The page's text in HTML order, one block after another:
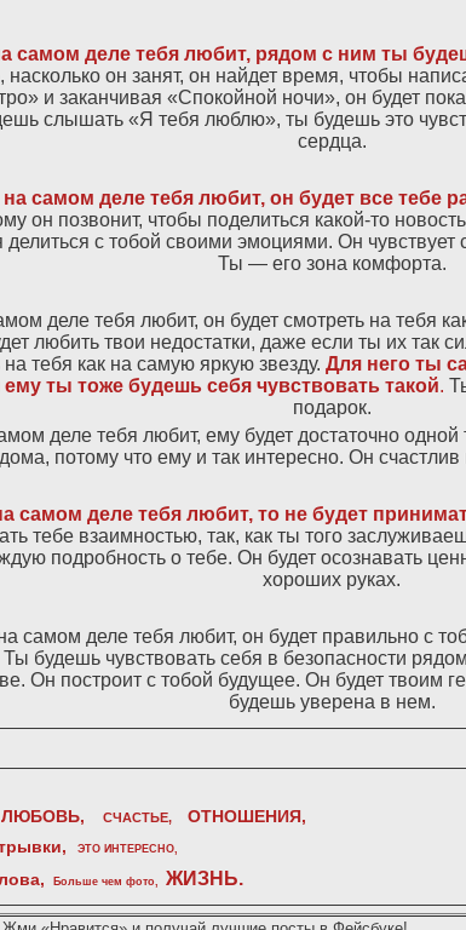
самом деле тебя любит, рядом с ним ты
он занят, он найдет время, чтобы
и заканчивая «Спокойной ночи», он будет
слышать «Я тебя люблю», ты будешь это
сердца.
самом деле тебя любит, он будет все тебе
он позвонит, чтобы поделиться какой-то
делиться с тобой своими эмоциями. Он
Ты — его зона комфорта.
деле тебя любит, он будет смотреть на тебя
любить твои недостатки, даже если ты их так
на тебя как на самую яркую звезду. Для него ты
ему ты тоже будешь себя чувствовать такой.
подарок.
деле тебя любит, ему будет достаточно
потому что ему и так интересно. Он
самом деле тебя любит, то не будет
тебе взаимностью, так, как ты того
подробность о тебе. Он будет осознавать
хороших руках.
самом деле тебя любит, он будет правильно с
будешь чувствовать себя в безопасности
Он построит с тобой будущее. Он будет твоим
будешь уверена в нем.
ЛЮБОВЬ, СЧАСТЬЕ, ОТНОШЕНИЯ,
, ЭТО ИНТЕРЕСНО,
Больше чем фото, ЖИЗНЬ.